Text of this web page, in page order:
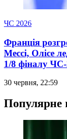
ЧС 2026
Франція
Мессі, Олісе
1/8 фіналу
30 червня, 22:59
Популярне